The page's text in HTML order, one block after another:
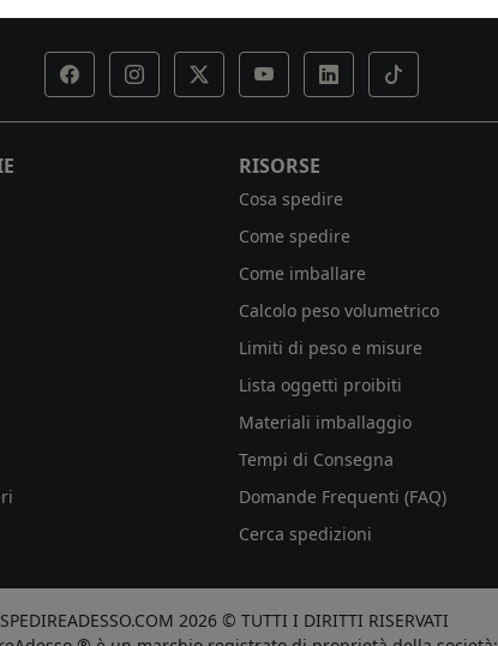
RISORSE
Cosa spedire
Come spedire
Come imballare
Calcolo peso volumetrico
Limiti di peso e misure
Lista oggetti proibiti
Materiali imballaggio
Tempi di Consegna
Domande Frequenti (FAQ)
Cerca spedizioni
SPEDIREADESSO.COM 2026 © TUTTI I DIRITTI RISERVATI